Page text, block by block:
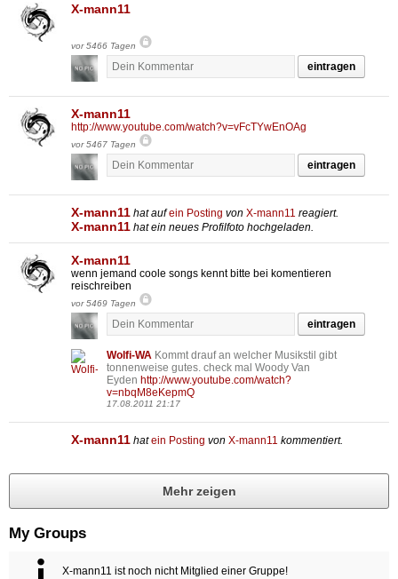
X-mann11
vor 5466 Tagen
eintragen
X-mann11
http://www.youtube.com/watch?v=vFcTYwEnOAg
vor 5467 Tagen
eintragen
X-mann11 hat aufein Posting von X-mann11 reagiert.
X-mann11 hat ein neues Profilfoto hochgeladen.
X-mann11
wenn jemand coole songs kennt bitte bei komentieren
reischreiben
vor 5469 Tagen
eintragen
Wolfi-WA Kommt drauf an welcher Musikstil gibt
tonnenweise gutes. check mal Woody Van
Eyden http://www.youtube.com/watch?
v=nbqM8eKepmQ
17.08.2011 21:17
X-mann11 hatein Posting von X-mann11 kommentiert.
Mehr zeigen
My Groups
X-mann11 ist noch nicht Mitglied einer Gruppe!